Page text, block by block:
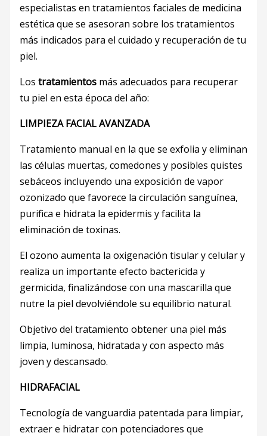
especialistas en tratamientos faciales de medicina
estética que se asesoran sobre los tratamientos
más indicados para el cuidado y recuperación de tu
piel.
Los tratamientosmás adecuados para recuperar
tu piel en esta época del año:
LIMPIEZA FACIAL AVANZADA
Tratamiento manual en la que se exfolia y eliminan
las células muertas, comedones y posibles quistes
sebáceos incluyendo una exposición de vapor
ozonizado que favorece la circulación sanguínea,
purifica e hidrata la epidermis y facilita la
eliminación de toxinas.
El ozono aumenta la oxigenación tisular y celular y
realiza un importante efecto bactericida y
germicida, finalizándose con una mascarilla que
nutre la piel devolviéndole su equilibrio natural.
Objetivo del tratamiento obtener una piel más
limpia, luminosa, hidratada y con aspecto más
joven y descansado.
HIDRAFACIAL
Tecnología de vanguardia patentada para limpiar,
extraer e hidratar con potenciadores que